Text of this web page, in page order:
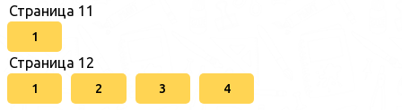
Страница 11
1
Страница 12
1 2 3 4